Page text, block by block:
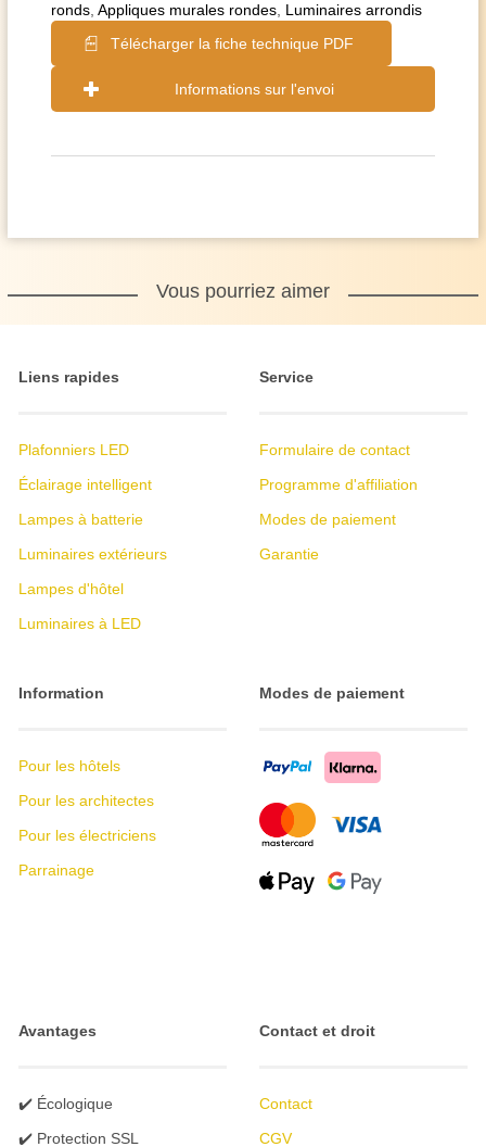
ronds Appliques murales rondes Luminaires arrondis
Télécharger la fiche technique PDF
Informations sur l'envoi
Vous pourriez aimer
Liens rapides
Plafonniers LED
Éclairage intelligent
Lampes à batterie
Luminaires extérieurs
Lampes d'hôtel
Luminaires à LED
Service
Formulaire de contact
Programme d'affiliation
Modes de paiement
Garantie
Information
Pour les hôtels
Pour les architectes
Pour les électriciens
Parrainage
Modes de paiement
Avantages
✔️ Écologique
✔️ Protection SSL
Contact et droit
Contact
CGV